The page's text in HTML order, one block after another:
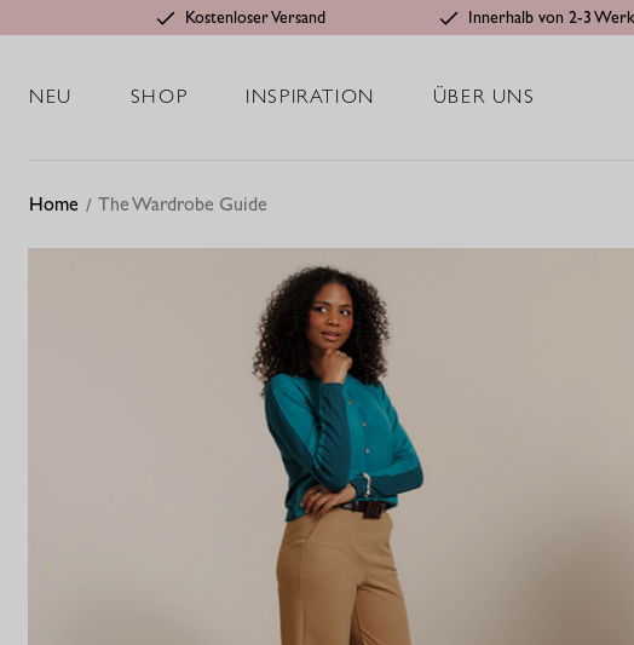
Kostenloser Versand Innerhalb von 2-3
NEU SHOP INSPIRATION ÜBER UNS
Home The Wardrobe Guide